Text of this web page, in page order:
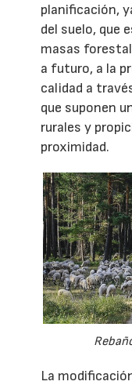
planificación,
del suelo, que
masas
a futuro, a la
calidad a
que suponen
rurales y
proximidad.
La